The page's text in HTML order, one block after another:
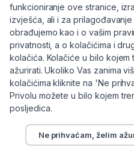
Info
Trebate pomoć ili imate pitanja?
+385 91 6191 901
info@eljekarna24.hr
© 2026 eljekarna24. Sva prava
funkcioniranje ove stranice,
izvješća, ali i za
obrađujemo kao i o vašim
privatnosti, a o kolačićima i
kolačića. Kolačiće u bilo
ažurirati. Ukoliko Vas zanima
kolačićima kliknite na 'Ne
Privolu možete u bilo kojem
posljedica.
Ne prihvaćam, želim